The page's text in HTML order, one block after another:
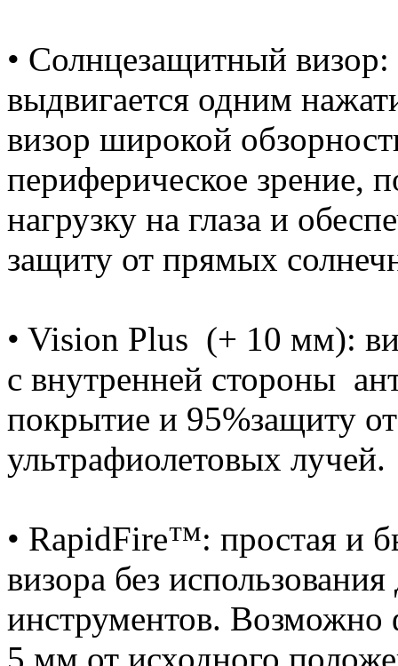
• Солнцезащитный
выдвигается одним
визор широкой
периферическое зрение,
нагрузку на глаза и
защиту от прямых
• Vision Plus (+ 10 мм):
с внутренней стороны
покрытие и 95%защиту
ультрафиолетовых лучей.
• RapidFire™: простая и
визора без
инструментов. Возможно